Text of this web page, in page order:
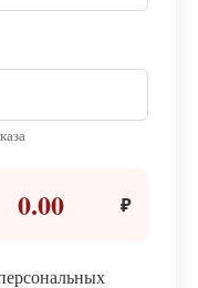
0.00 ₽